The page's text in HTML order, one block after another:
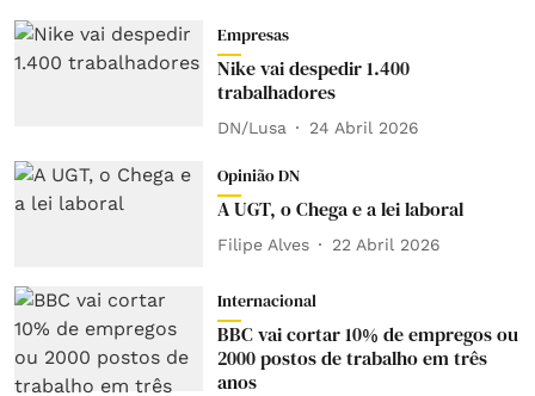
Empresas
Nike vai despedir 1.400
trabalhadores
DN/Lusa 24 Abril 2026
Opinião DN
A UGT, o Chega e a lei laboral
Filipe Alves 22 Abril 2026
Internacional
BBC vai cortar 10% de empregos ou
2000 postos de trabalho em três
anos